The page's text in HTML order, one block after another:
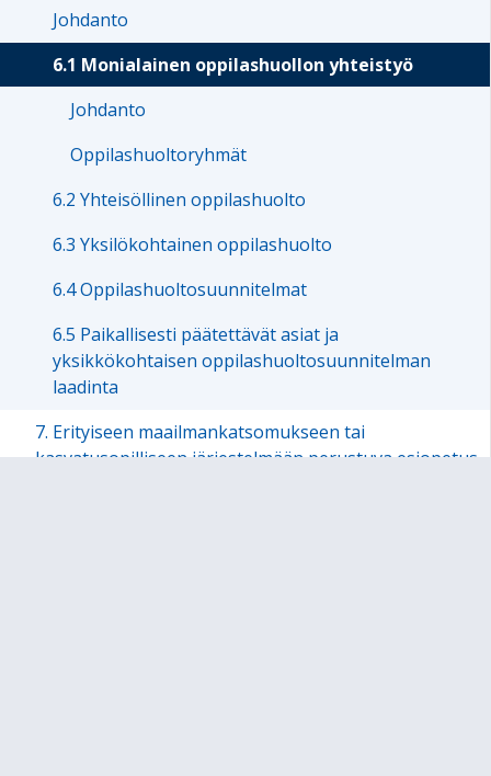
Johdanto
6.1 Monialainen oppilashuollon yhteistyö
Johdanto
Oppilashuoltoryhmät
6.2 Yhteisöllinen oppilashuolto
6.3 Yksilökohtainen oppilashuolto
6.4 Oppilashuoltosuunnitelmat
6.5 Paikallisesti päätettävät asiat ja
yksikkökohtaisen oppilashuoltosuunnitelman
laadinta
7. Erityiseen maailmankatsomukseen tai
kasvatusopilliseen järjestelmään perustuva esiopetus